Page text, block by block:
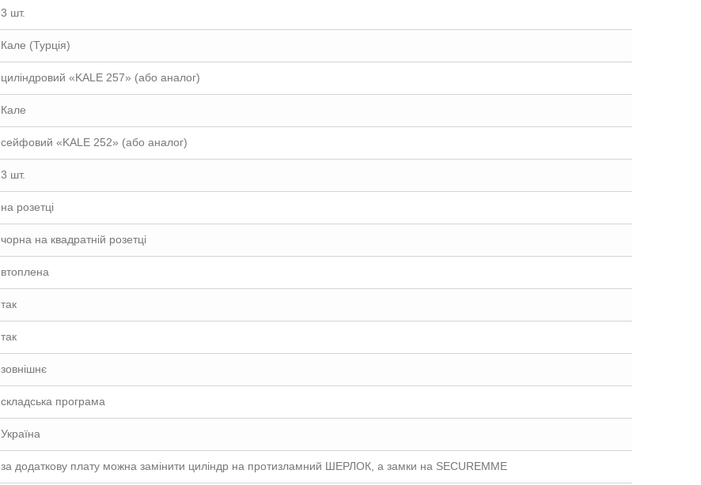
3 шт.
Кале (Турція)
циліндровий «KALE 257» (або аналог)
Кале
сейфовий «KALE 252» (або аналог)
3 шт.
на розетці
чорна на квадратній розетці
втоплена
так
так
зовнішнє
складська програма
Україна
за додаткову плату можна замінити циліндр на протизламний ШЕРЛОК, а замки на SECUREMME